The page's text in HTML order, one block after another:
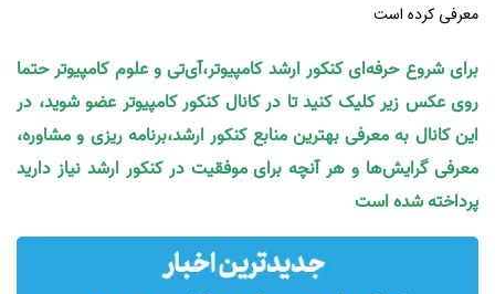
معرفی کرده است
برای شروع حرفه‌ای کنکور ارشد کامپیوتر،آی‌تی و علوم کامپیوتر حتما
روی عکس زیر کلیک کنید تا در کانال کنکور کامپیوتر عضو شوید، در
این کانال به معرفی بهترین منابع کنکور ارشد،برنامه ریزی و مشاوره،
معرفی گرایش‌ها و هر آنچه برای موفقیت در کنکور ارشد نیاز دارید
پرداخته شده است